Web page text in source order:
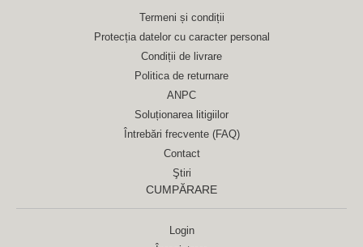
Termeni și condiții
Protecția datelor cu caracter personal
Condiții de livrare
Politica de returnare
ANPC
Soluționarea litigiilor
Întrebări frecvente (FAQ)
Contact
Ştiri
CUMPĂRARE
Login